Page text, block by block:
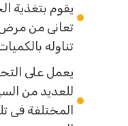
يقوم بتغذية
تعانى من
تناوله
يعمل على
للعديد من
المختلفة فى